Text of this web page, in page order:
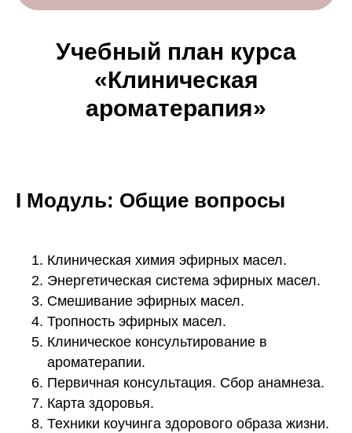
Учебный план курса
«Клиническая
ароматерапия»
I Модуль: Общие вопросы
Клиническая химия эфирных масел.
Энергетическая система эфирных масел.
Смешивание эфирных масел.
Тропность эфирных масел.
Клиническое консультирование в
ароматерапии.
Первичная консультация. Сбор анамнеза.
Карта здоровья.
Техники коучинга здорового образа жизни.